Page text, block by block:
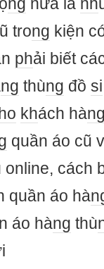
ng nữa là nh
trong kiện
phải biết
ng thùng đồ si
ho khách hà
quần áo cũ
online, cách
quần áo hà
áo hàng thù